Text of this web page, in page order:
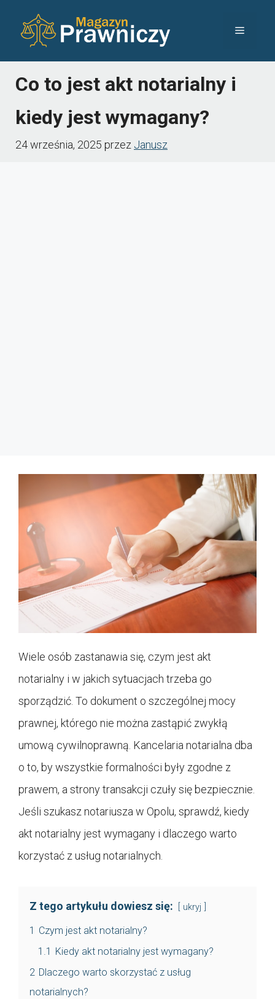
Menu
Co to jest akt notarialny i
kiedy jest wymagany?
24 września, 2025 przez Janusz
Wiele osób zastanawia się, czym jest akt
notarialny i w jakich sytuacjach trzeba go
sporządzić. To dokument o szczególnej mocy
prawnej, którego nie można zastąpić zwykłą
umową cywilnoprawną. Kancelaria notarialna dba
o to, by wszystkie formalności były zgodne z
prawem, a strony transakcji czuły się bezpiecznie.
Jeśli szukasz notariusza w Opolu, sprawdź, kiedy
akt notarialny jest wymagany i dlaczego warto
korzystać z usług notarialnych.
Z tego artykułu dowiesz się: ukryj
1 Czym jest akt notarialny?
1.1
Kiedy akt notarialny jest wymagany?
2 Dlaczego warto skorzystać z usług
notarialnych?